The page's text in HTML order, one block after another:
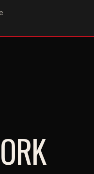
FORUMS